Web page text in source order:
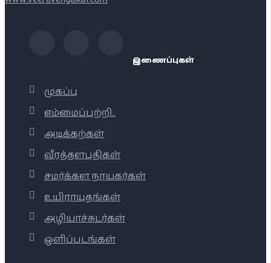
இணைப்புகள்
முகப்பு
எம்மைப்பற்றி..
அடிக்கற்கள்
வீரத்தளபதிகள்
சமர்க்கள நாயகர்கள்
உயிராயுதங்கள்
அழியாச்சுடர்கள்
ஒளிப்படங்கள்